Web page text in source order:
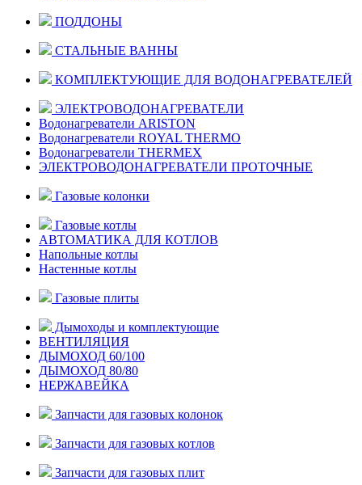
ПОДДОНЫ
СТАЛЬНЫЕ ВАННЫ
КОМПЛЕКТУЮЩИЕ ДЛЯ ВОДОНАГРЕВАТЕЛЕЙ
ЭЛЕКТРОВОДОНАГРЕВАТЕЛИ
Водонагреватели ARISTON
Водонагреватели ROYAL THERMO
Водонагреватели THERMEX
ЭЛЕКТРОВОДОНАГРЕВАТЕЛИ ПРОТОЧНЫЕ
Газовые колонки
Газовые котлы
АВТОМАТИКА ДЛЯ КОТЛОВ
Напольные котлы
Настенные котлы
Газовые плиты
Дымоходы и комплектующие
ВЕНТИЛЯЦИЯ
ДЫМОХОД 60/100
ДЫМОХОД 80/80
НЕРЖАВЕЙКА
Запчасти для газовых колонок
Запчасти для газовых котлов
Запчасти для газовых плит